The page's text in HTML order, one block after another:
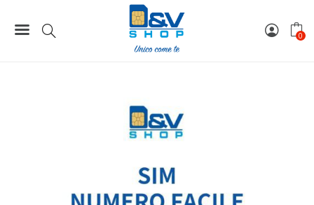
0
SIM Kena Mobile Numero Facile 350033003X Da Attivare